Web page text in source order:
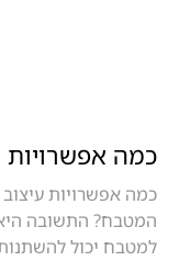
כמה אפשרויות
כמה אפשרויות
המטבח? התשובה
למטבח יכול